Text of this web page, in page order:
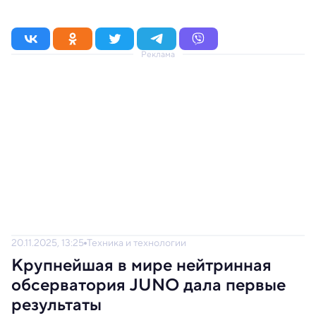
Реклама
20.11.2025, 13:25 Техника и технологии
Крупнейшая в мире нейтринная
обсерватория JUNO дала первые
результаты